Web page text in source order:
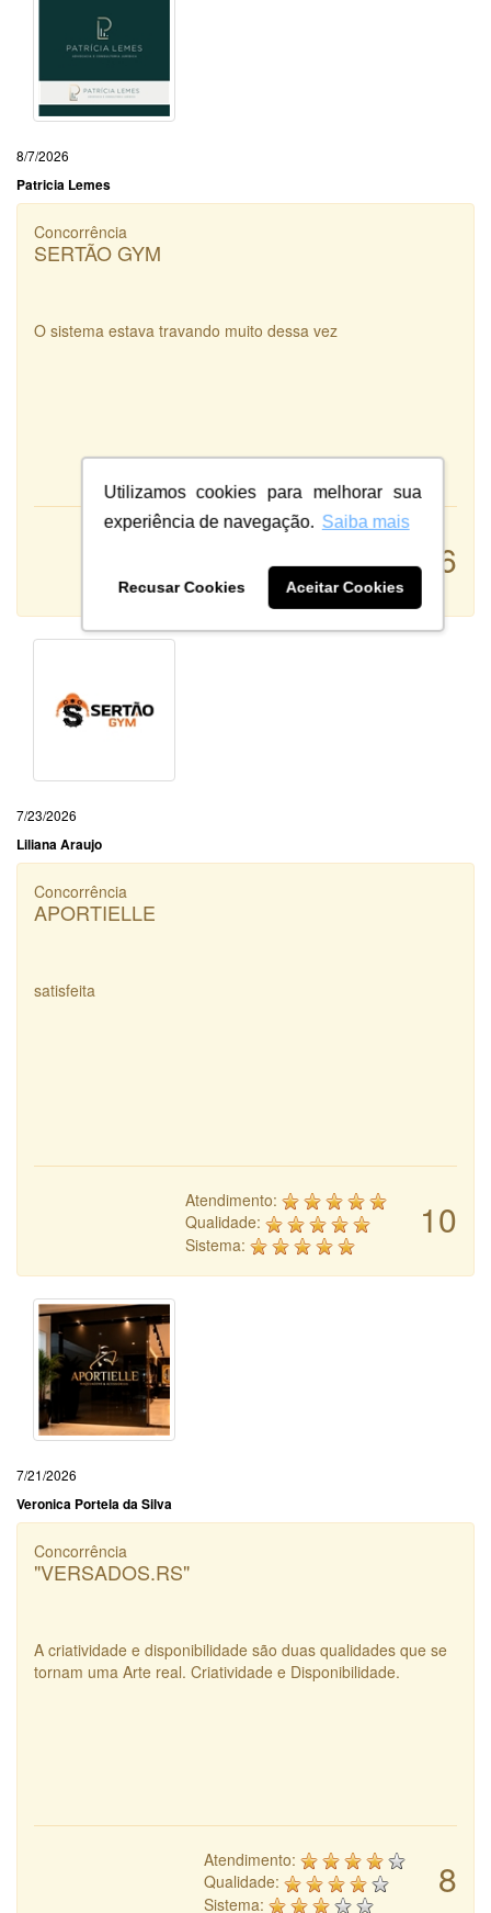
Utilizamos cookies para melhorar sua
experiência de navegação. Saiba mais
Recusar Cookies Aceitar Cookies
8/7/2026
Patricia Lemes
Concorrência
SERTÃO GYM
O sistema estava travando muito dessa vez
6
Qualidade:
Sistema:
7/23/2026
Liliana Araujo
Concorrência
APORTIELLE
satisfeita
10
Atendimento:
Qualidade:
Sistema:
7/21/2026
Veronica Portela da Silva
Concorrência
"VERSADOS.RS"
A criatividade e disponibilidade são duas qualidades que se
tornam uma Arte real. Criatividade e Disponibilidade.
8
Atendimento:
Qualidade:
Sistema: